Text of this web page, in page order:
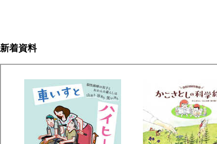
送
新着資料